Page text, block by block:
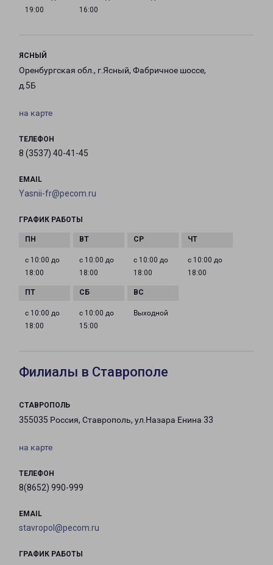
19:00
16:00
ЯСНЫЙ
Оренбургская обл., г.Ясный, Фабричное шоссе,
д.5Б
на карте
ТЕЛЕФОН
8 (3537) 40-41-45
EMAIL
Yasnii-fr@pecom.ru
ГРАФИК РАБОТЫ
с 10:00 до
18:00
с 10:00 до
18:00
с 10:00 до
18:00
с 10:00 до
18:00
с 10:00 до
18:00
с 10:00 до
15:00
Выходной
Филиалы в Ставрополе
СТАВРОПОЛЬ
355035 Россия, Ставрополь, ул.Назара Енина 33
на карте
ТЕЛЕФОН
8(8652) 990-999
EMAIL
stavropol@pecom.ru
ГРАФИК РАБОТЫ